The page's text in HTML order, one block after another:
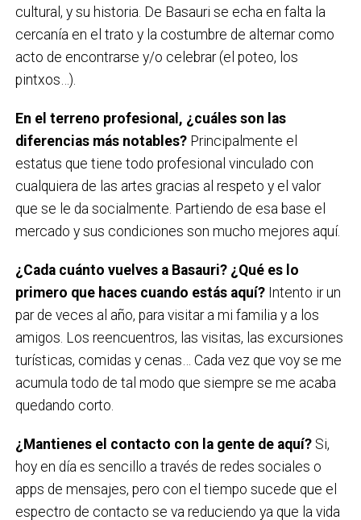
cultural, y su historia. De Basauri se echa en falta la
cercanía en el trato y la costumbre de alternar como
acto de encontrarse y/o celebrar (el poteo, los
pintxos…).
En el terreno profesional, ¿cuáles son las
diferencias más notables? Principalmente el
estatus que tiene todo profesional vinculado con
cualquiera de las artes gracias al respeto y el valor
que se le da socialmente. Partiendo de esa base el
mercado y sus condiciones son mucho mejores aquí.
¿Cada cuánto vuelves a Basauri? ¿Qué es lo
primero que haces cuando estás aquí? Intento ir un
par de veces al año, para visitar a mi familia y a los
amigos. Los reencuentros, las visitas, las excursiones
turísticas, comidas y cenas… Cada vez que voy se me
acumula todo de tal modo que siempre se me acaba
quedando corto.
¿Mantienes el contacto con la gente de aquí? Si,
hoy en día es sencillo a través de redes sociales o
apps de mensajes, pero con el tiempo sucede que el
espectro de contacto se va reduciendo ya que la vida